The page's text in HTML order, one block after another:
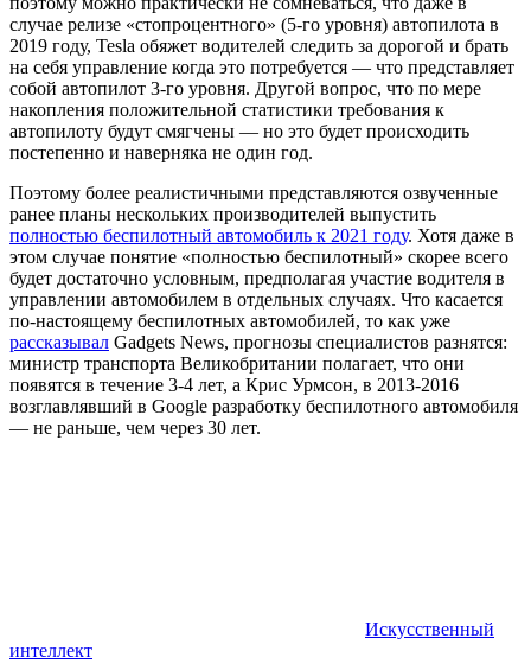
случае релизе «стопроцентного» (5-го уровня) автопилота в
2019 году, Tesla обяжет водителей следить за дорогой и брать
на себя управление когда это потребуется — что представляет
собой автопилот 3-го уровня. Другой вопрос, что по мере
накопления положительной статистики требования к
автопилоту будут смягчены — но это будет происходить
постепенно и наверняка не один год.
Поэтому более реалистичными представляются озвученные
ранее планы нескольких производителей выпустить
полностью беспилотный автомобиль к 2021 году. Хотя даже в
этом случае понятие «полностью беспилотный» скорее всего
будет достаточно условным, предполагая участие водителя в
управлении автомобилем в отдельных случаях. Что касается
по-настоящему беспилотных автомобилей, то как уже
рассказывал Gadgets News, прогнозы специалистов разнятся:
министр транспорта Великобритании полагает, что они
появятся в течение 3-4 лет, а Крис Урмсон, в 2013-2016
возглавлявший в Google разработку беспилотного автомобиля
— не раньше, чем через 30 лет.
Искусственный
интеллект